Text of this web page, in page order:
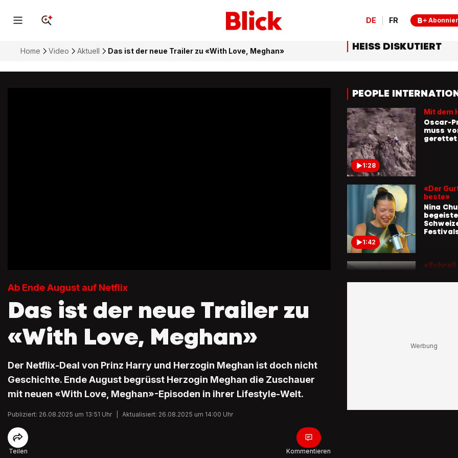
DE FR
Home Video Aktuell Das ist der neue Trailer zu «With Love, Meghan»
Ab Ende August auf Netflix
Das ist der neue Trailer zu
«With Love, Meghan»
Der Netflix-Deal von Prinz Harry und Herzogin Meghan ist doch nicht
Geschichte. Ende August begrüsst Herzogin Meghan die Zuschauer
mit neuen «With Love, Meghan»-Episoden in ihrer Lifestyle-Welt.
Publiziert: 26.08.2025 um 13:51 Uhr Aktualisiert: 26.08.2025 um 14:00 Uhr
Teilen Kommentieren
PEOPLE
1:28
Mit dem
Oscar-
muss
gerettet
1:42
«Der
beste»
Nina
Warum
aus
HEISS DISKUTIERT